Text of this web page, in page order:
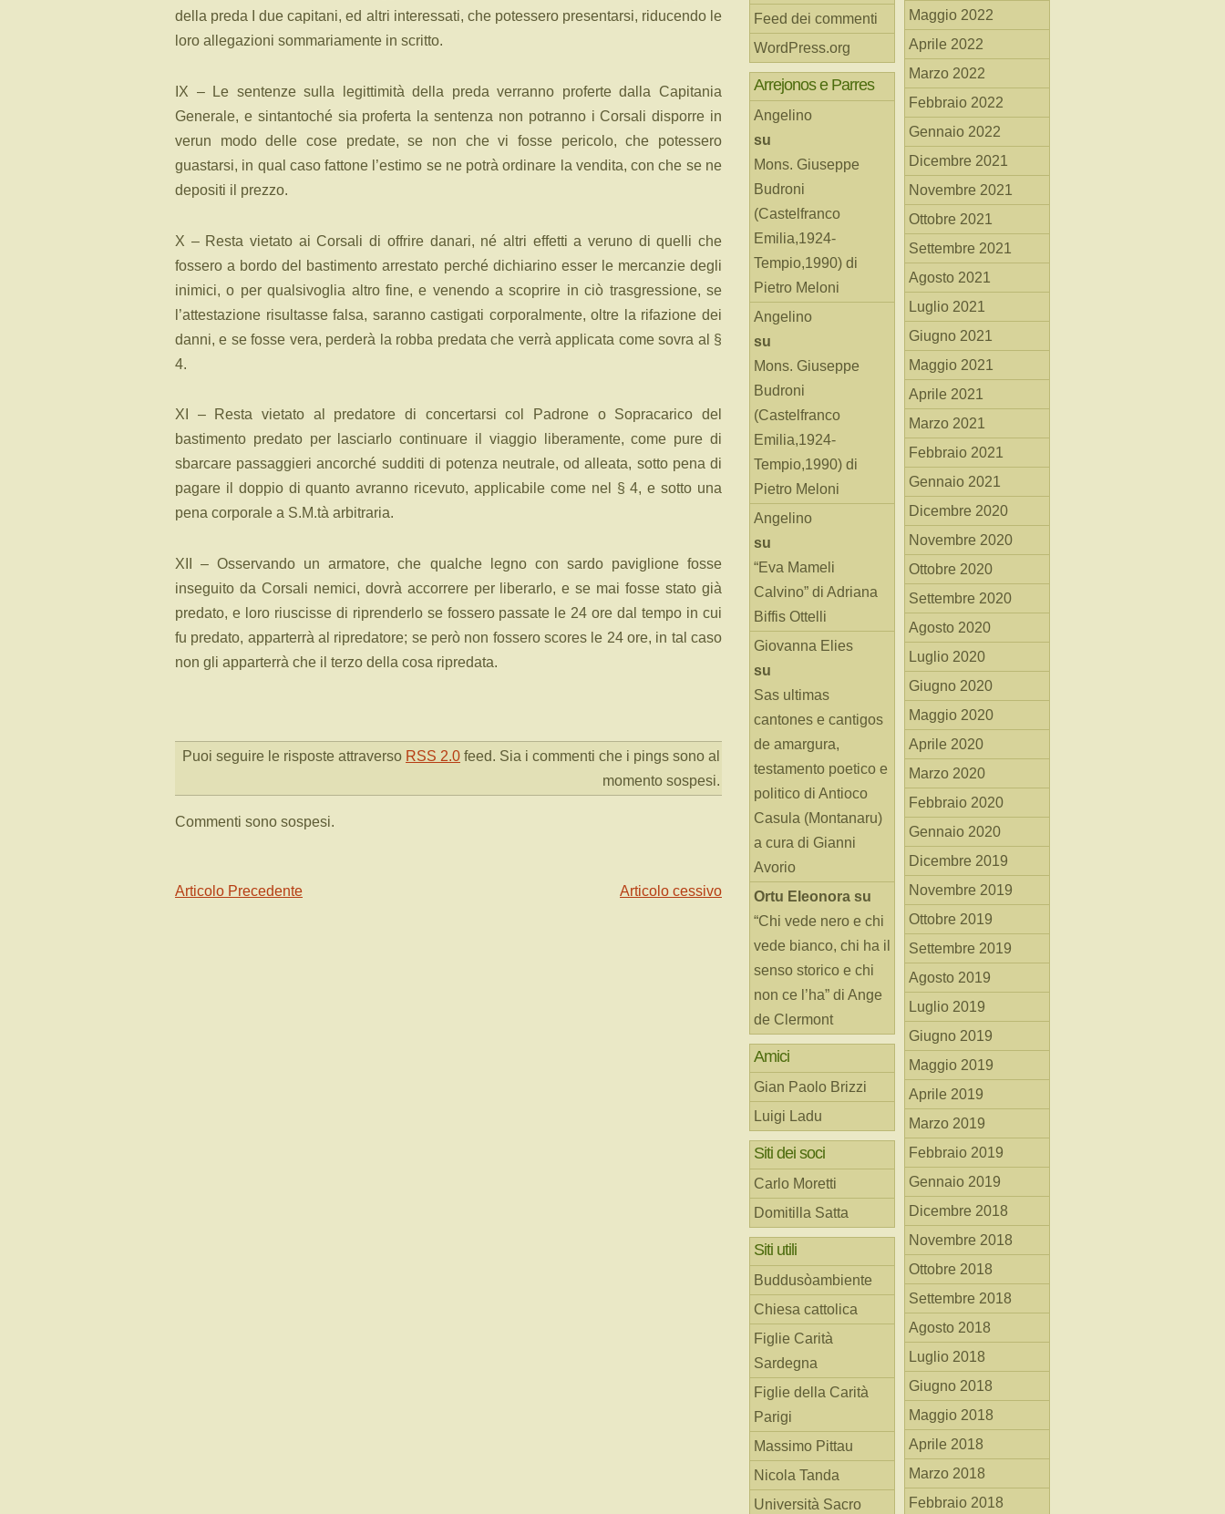
della preda I due capitani, ed altri interessati, che potessero presentarsi, riducendo le
loro allegazioni sommariamente in scritto.
IX – Le sentenze sulla legittimità della preda verranno proferte dalla Capitania
Generale, e sintantoché sia proferta la sentenza non potranno i Corsali disporre in
verun modo delle cose predate, se non che vi fosse pericolo, che potessero
guastarsi, in qual caso fattone l’estimo se ne potrà ordinare la vendita, con che se ne
depositi il prezzo.
X – Resta vietato ai Corsali di offrire danari, né altri effetti a veruno di quelli che
fossero a bordo del bastimento arrestato perché dichiarino esser le mercanzie degli
inimici, o per qualsivoglia altro fine, e venendo a scoprire in ciò trasgressione, se
l’attestazione risultasse falsa, saranno castigati corporalmente, oltre la rifazione dei
danni, e se fosse vera, perderà la robba predata che verrà applicata come sovra al §
4.
XI – Resta vietato al predatore di concertarsi col Padrone o Sopracarico del
bastimento predato per lasciarlo continuare il viaggio liberamente, come pure di
sbarcare passaggieri ancorché sudditi di potenza neutrale, od alleata, sotto pena di
pagare il doppio di quanto avranno ricevuto, applicabile come nel § 4, e sotto una
pena corporale a S.M.tà arbitraria.
XII – Osservando un armatore, che qualche legno con sardo paviglione fosse
inseguito da Corsali nemici, dovrà accorrere per liberarlo, e se mai fosse stato già
predato, e loro riuscisse di riprenderlo se fossero passate le 24 ore dal tempo in cui
fu predato, apparterrà al ripredatore; se però non fossero scores le 24 ore, in tal caso
non gli apparterrà che il terzo della cosa ripredata.
Puoi seguire le risposte attraverso RSS 2.0 feed. Sia i commenti che i pings sono al
momento sospesi.
Commenti sono sospesi.
Articolo Precedente Articolo cessivo
Feed dei commenti
WordPress.org
Arrejonos e Parres
Angelino
su
Mons. Giuseppe
Budroni
(Castelfranco
Emilia,1924-
Tempio,1990) di
Pietro Meloni
Angelino
su
Mons. Giuseppe
Budroni
(Castelfranco
Emilia,1924-
Tempio,1990) di
Pietro Meloni
Angelino
su
“Eva Mameli
Calvino” di Adriana
Biffis Ottelli
Giovanna Elies
su
Sas ultimas
cantones e cantigos
de amargura,
testamento poetico e
politico di Antioco
Casula (Montanaru)
a cura di Gianni
Avorio
Ortu Eleonora su
“Chi vede nero e chi
vede bianco, chi ha il
senso storico e chi
non ce l’ha” di Ange
de Clermont
Amici
Gian Paolo Brizzi
Luigi Ladu
Siti dei soci
Carlo Moretti
Domitilla Satta
Siti utili
Buddusòambiente
Chiesa cattolica
Figlie Carità
Sardegna
Figlie della Carità
Parigi
Massimo Pittau
Nicola Tanda
Università Sacro
Maggio 2022
Aprile 2022
Marzo 2022
Febbraio 2022
Gennaio 2022
Dicembre 2021
Novembre 2021
Ottobre 2021
Settembre 2021
Agosto 2021
Luglio 2021
Giugno 2021
Maggio 2021
Aprile 2021
Marzo 2021
Febbraio 2021
Gennaio 2021
Dicembre 2020
Novembre 2020
Ottobre 2020
Settembre 2020
Agosto 2020
Luglio 2020
Giugno 2020
Maggio 2020
Aprile 2020
Marzo 2020
Febbraio 2020
Gennaio 2020
Dicembre 2019
Novembre 2019
Ottobre 2019
Settembre 2019
Agosto 2019
Luglio 2019
Giugno 2019
Maggio 2019
Aprile 2019
Marzo 2019
Febbraio 2019
Gennaio 2019
Dicembre 2018
Novembre 2018
Ottobre 2018
Settembre 2018
Agosto 2018
Luglio 2018
Giugno 2018
Maggio 2018
Aprile 2018
Marzo 2018
Febbraio 2018